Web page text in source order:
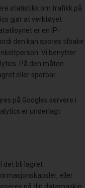
statistikk om trafikk på
gjør at verktøyet
er en IP-
den kan spores tilbake
Vi benytter
På den måten
eller sporbar.
på Googles servere i
er underlagt
det bli lagret
eller